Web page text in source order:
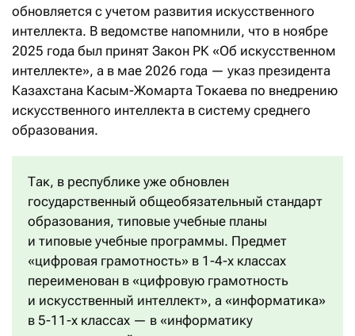
обновляется с учетом развития искусственного
интеллекта. В ведомстве напомнили, что в ноябре
2025 года был принят Закон РК «Об искусственном
интеллекте», а в мае 2026 года — указ президента
Казахстана Касым-Жомарта Токаева по внедрению
искусственного интеллекта в систему среднего
образования.
Так, в республике уже обновлен
государственный общеобязательный стандарт
образования, типовые учебные планы
и типовые учебные программы. Предмет
«цифровая грамотность» в 1-4-х классах
переименован в «цифровую грамотность
и искусственный интеллект», а «информатика»
в 5-11-х классах — в «информатику